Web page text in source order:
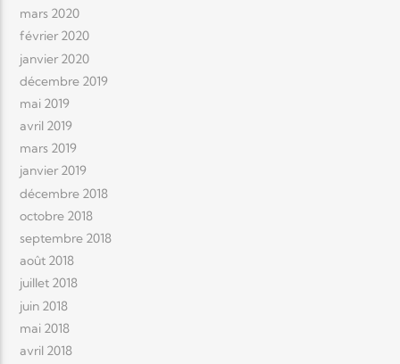
mars 2020
février 2020
janvier 2020
décembre 2019
mai 2019
avril 2019
mars 2019
janvier 2019
décembre 2018
octobre 2018
septembre 2018
août 2018
juillet 2018
juin 2018
mai 2018
avril 2018